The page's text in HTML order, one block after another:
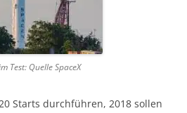
Test: Quelle SpaceX
Starts durchführen, 2018 sollen